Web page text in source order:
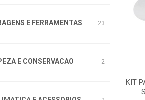
E FERRAMENTAS 23
E CONSERVACAO 2
KIT